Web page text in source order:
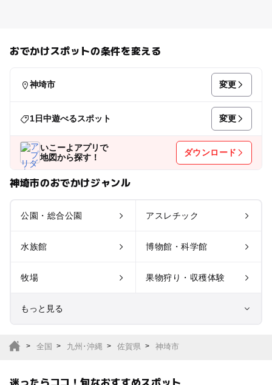
おでかけスポットの条件を変える
神埼市 変更
1日中遊べるスポット 変更
いこーよアプリで
地図から探す！
ダウンロード
神埼市のおでかけジャンル
公園・総合公園 アスレチック
水族館 博物館・科学館
牧場 果物狩り・収穫体験
もっと見る
全国 九州･沖縄 佐賀県 神埼市